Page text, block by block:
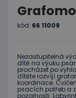
kód: 66 11009
Nezastupitelná
dítě na výuku
procházet po
dítěte rozvíjí
koordinace.
psacích potřeb a
pozornosti.